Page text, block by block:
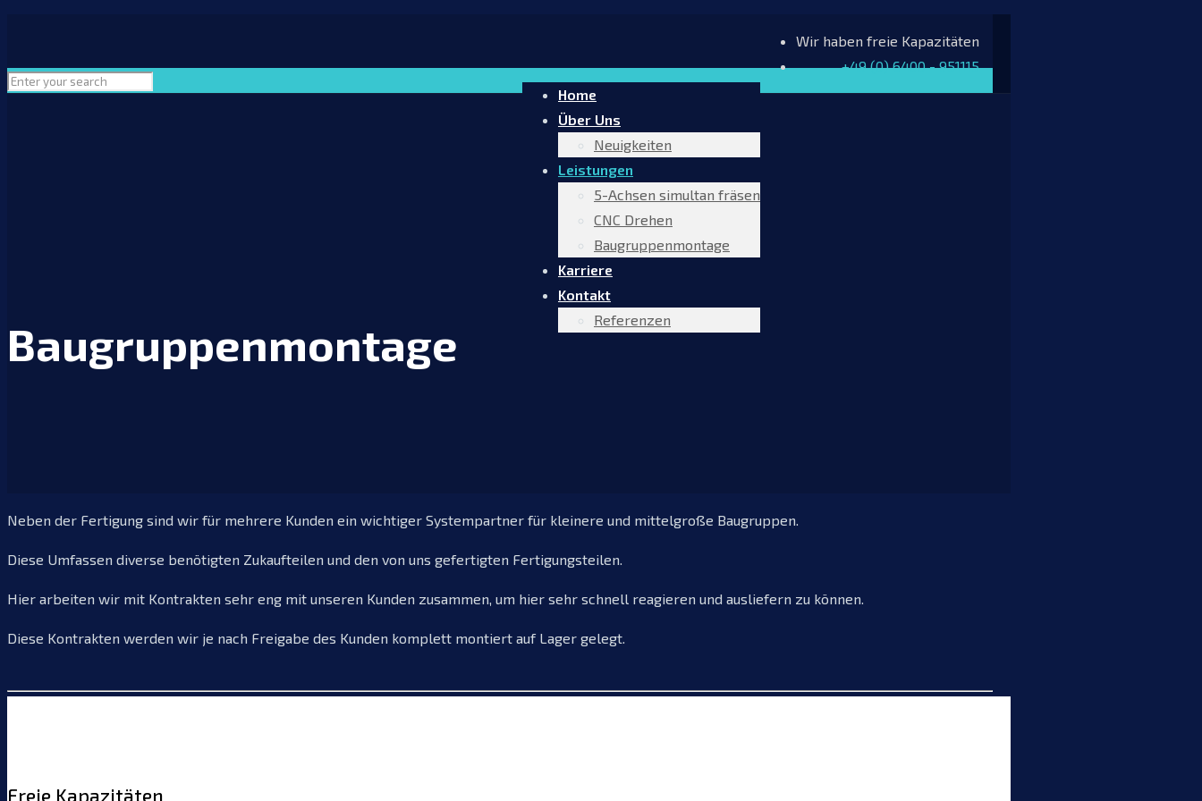
Wir haben freie Kapazitäten
+49 (0) 6400 - 951115
Home
Über Uns
Neuigkeiten
Leistungen
5-Achsen simultan fräsen
CNC Drehen
Baugruppenmontage
Karriere
Kontakt
Referenzen
Baugruppenmontage
Neben der Fertigung sind wir für mehrere Kunden ein wichtiger Systempartner für kleinere und mittelgroße Baugruppen.
Diese Umfassen diverse benötigten Zukaufteilen und den von uns gefertigten Fertigungsteilen.
Hier arbeiten wir mit Kontrakten sehr eng mit unseren Kunden zusammen, um hier sehr schnell reagieren und ausliefern zu können.
Diese Kontrakten werden wir je nach Freigabe des Kunden komplett montiert auf Lager gelegt.
Freie Kapazitäten